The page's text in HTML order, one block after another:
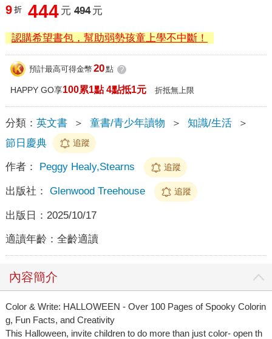
9 折 444 元 494 元
認購希望書包，幫助弱勢孩童上學不中斷！
預計最高可得金幣 20點 ?
HAPPY GO享100累1點 4點抵1元 折抵無上限
分類： 英文書 ＞ 童書/青少年讀物 ＞ 知識/生活
＞
節日慶典
追蹤
作者： Peggy Healy,Stearns 追蹤
出版社： Glenwood Treehouse 追蹤
出版日： 2025/10/17
適讀年齡： 全齡適讀
內容簡介
Color & Write: HALLOWEEN - Over 100 Pages of Spooky Colorin
g, Fun Facts, and Creativity
This Halloween, invite children to do more than just color- open th